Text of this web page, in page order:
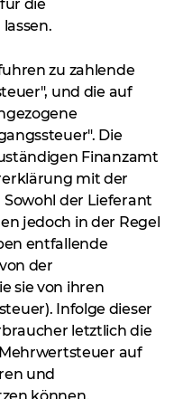
die
zu zahlende
und die auf
Die
Finanzamt
mit der
der Lieferant
jedoch in der Regel
entfallende
der
sie von ihren
Infolge dieser
letztlich die
auf
und